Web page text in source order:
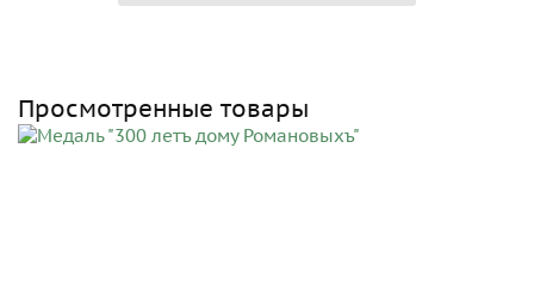
Просмотренные товары